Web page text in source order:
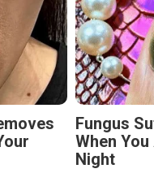
Fungus
When
Night